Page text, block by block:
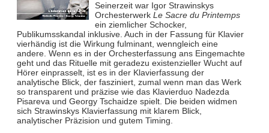
Seinerzeit war Igor Strawinskys
Orchesterwerk Le Sacre du Printemps
ein ziemlicher Schocker,
Publikumsskandal inklusive. Auch in der Fassung für Klavier
vierhändig ist die Wirkung fulminant, wenngleich eine
andere. Wenn es in der Orchesterfassung ans Eingemachte
geht und das Rituelle mit geradezu existenzieller Wucht auf
Hörer einprasselt, ist es in der Klavierfassung der
analytische Blick, der fasziniert, zumal wenn man das Werk
so transparent und präzise wie das Klavierduo Nadezda
Pisareva und Georgy Tschaidze spielt. Die beiden widmen
sich Strawinskys Klavierfassung mit klarem Blick,
analytischer Präzision und gutem Timing.